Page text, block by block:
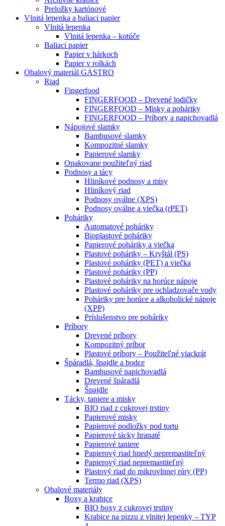
Preložky kartónové
Vlnitá lepenka a baliaci papier
Vlnitá lepenka
Vlnitá lepenka – kotúče
Baliaci papier
Papier v hárkoch
Papier v rolkách
Obalový materiál GASTRO
Riad
Fingerfood
FINGERFOOD – Drevené lodičky
FINGERFOOD – Misky a poháriky
FINGERFOOD – Príbory a napichovadlá
Nápojové slamky
Bambusové slamky
Kompozitné slamky
Papierové slamky
Opakovane použiteľný riad
Podnosy a tácy
Hliníkové podnosy a misy
Hliníkový riad
Podnosy oválne (XPS)
Podnosy oválne a viečka (rPET)
Poháriky
Automatové poháriky
Bioplastové poháriky
Papierové poháriky a viečka
Plastové poháriky – Kryštál (PS)
Plastové poháriky (PET) a viečka
Plastové poháriky (PP)
Plastové poháriky na horúce nápoje
Plastové poháriky pre ochladzovače vody
Poháriky pre horúce a alkoholické nápoje
(XPP)
Príslušenstvo pre poháriky
Príbory
Drevené príbory
Kompozitný príbor
Plastové príbory – Použiteľné viackrát
Špáradlá, špajdle a bodce
Bambusové napichovadlá
Drevené špáradlá
Špajdle
Tácky, taniere a misky
BIO riad z cukrovej trstiny
Papierové misky
Papierové podložky pod tortu
Papierové tácky hranaté
Papierové taniere
Papierový riad hnedý nepremastiteľný
Papierový riad nepremastiteľný
Plastový riad do mikrovlnnej rúry (PP)
Termo riad (XPS)
Obalové materiály
Boxy a krabice
BIO boxy z cukrovej trstiny
Krabice na pizzu z vlnitej lepenky – TYP